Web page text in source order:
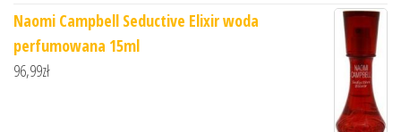
Naomi Campbell Seductive Elixir woda
perfumowana 15ml
96,99zł